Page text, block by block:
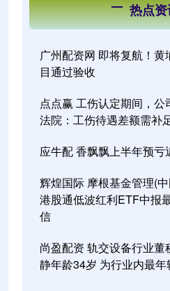
热点
广州配资网 即将复航！
目通过验收
点点赢 工伤认定期间，公
法院：工伤待遇差额需补
应牛配 香飘飘上半年预
辉煌国际 摩根基金管理(
港股通低波红利ETF中报
信
尚盈配资 轨交设备行业
静年龄34岁 为行业内最